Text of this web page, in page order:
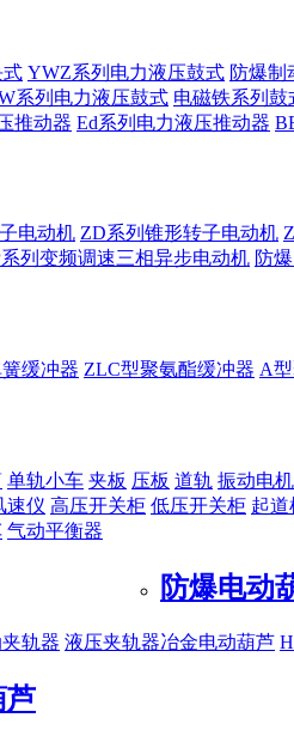
式 YWZ系列电力液压鼓式 防爆制
系列电力液压鼓式 电磁铁系列鼓
推动器 Ed系列电力液压推动器
电动机 ZD系列锥形转子电动机
列变频调速三相异步电动机 防
缓冲器 ZLC型聚氨酯缓冲器 A
单轨小车 夹板 压板 道轨 振动电机
速仪 高压开关柜 低压开关柜 起道
气动平衡器
轨器 液压夹轨器
防爆电动
冶金电动葫芦
芦